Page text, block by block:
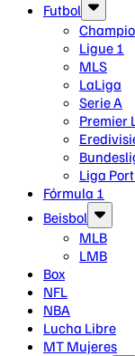
Futbol
Ligue 1
MLS
LaLiga
Serie A
Premier
Liga
Fórmula 1
Beisbol
MLB
LMB
Box
NFL
NBA
Lucha Libre
MT Mujeres